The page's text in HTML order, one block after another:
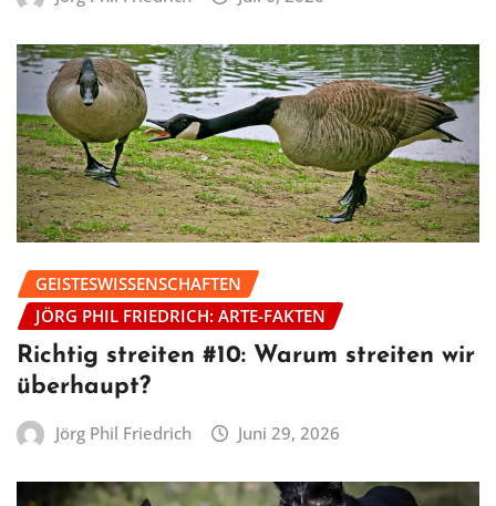
GEISTESWISSENSCHAFTEN
JÖRG PHIL FRIEDRICH: ARTE-FAKTEN
Richtig streiten #10: Warum streiten wir
überhaupt?
Jörg Phil Friedrich Juni 29, 2026